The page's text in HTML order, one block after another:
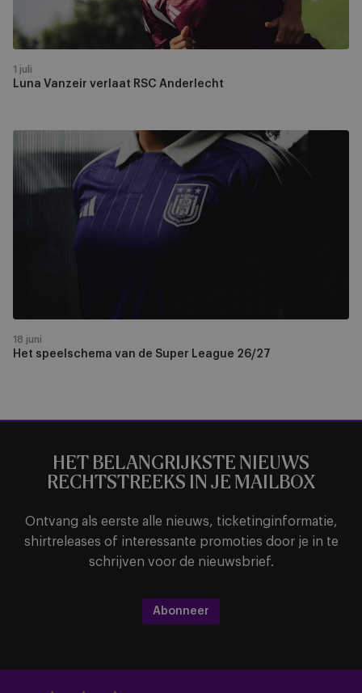
Luna Vanzeir verlaat RSC Anderlecht
1 juli
speelschema
Het speelschema van de Super League 26/27
18 juni
HET BELANGRIJKSTE NIEUWS
RECHTSTREEKS IN JE MAILBOX
Ontvang als eerste alle nieuws, ticketinginformatie,
shirtreleases of interessante promoties door je in te
schrijven voor de nieuwsbrief.
Abonneer